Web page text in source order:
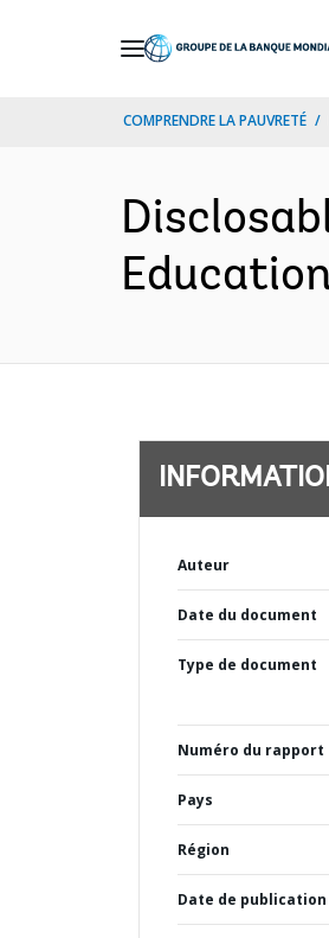
COMPRENDRE LA PAUVRETÉ
Auteur
Date du document
Type de document
Numéro du rapport
Pays
Région
Date de publication